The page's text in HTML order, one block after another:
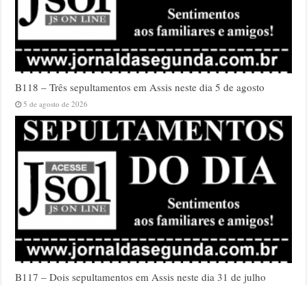
B118 – Três sepultamentos em Assis neste dia 5 de agosto
5 de agosto de 2026
B117 – Dois sepultamentos em Assis neste dia 31 de julho